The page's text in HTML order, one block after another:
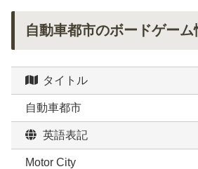
自動車都市のボードゲーム
タイトル
自動車都市
英語表記
Motor City